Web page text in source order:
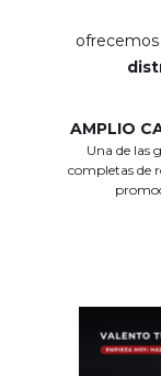
ofrecemos
AMPLIO
Una de las
completas de